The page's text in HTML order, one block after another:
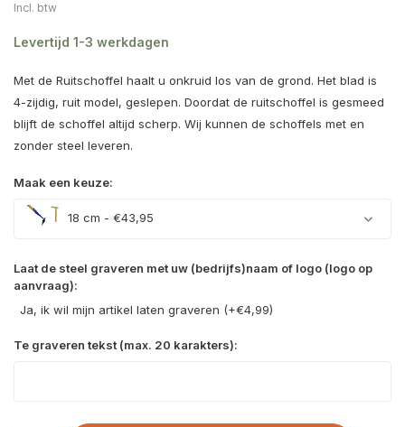
Incl. btw
Levertijd 1-3 werkdagen
Met de Ruitschoffel haalt u onkruid los van de grond. Het blad is
4-zijdig, ruit model, geslepen. Doordat de ruitschoffel is gesmeed
blijft de schoffel altijd scherp. Wij kunnen de schoffels met en
zonder steel leveren.
Maak een keuze:
18 cm - €43,95
Laat de steel graveren met uw (bedrijfs)naam of logo (logo op
aanvraag):
Ja, ik wil mijn artikel laten graveren (+€4,99)
Te graveren tekst (max. 20 karakters):